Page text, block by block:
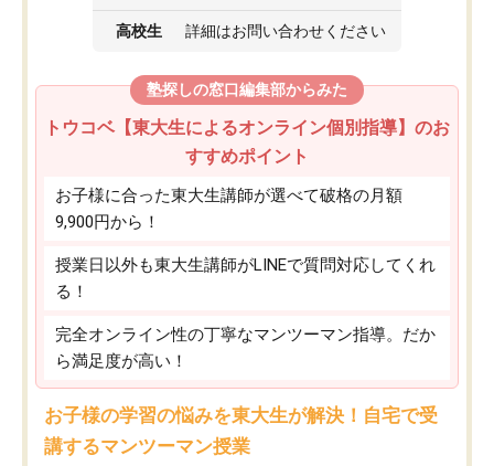
高校生 詳細はお問い合わせください
塾探しの窓口編集部からみた
トウコベ【東大生によるオンライン個別指導】のお
すすめポイント
お子様に合った東大生講師が選べて破格の月額
9,900円から！
授業日以外も東大生講師がLINEで質問対応してくれ
る！
完全オンライン性の丁寧なマンツーマン指導。だか
ら満足度が高い！
お子様の学習の悩みを東大生が解決！自宅で受
講するマンツーマン授業